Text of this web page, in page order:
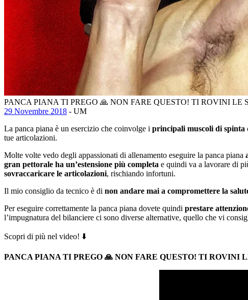
PANCA PIANA TI PREGO 🙏 NON FARE QUESTO! TI ROVINI LE
29 Novembre 2018 - UM
La panca piana è un esercizio che coinvolge i principali muscoli di spinta
tue articolazioni.
Molte volte vedo degli appassionati di allenamento eseguire la panca piana
gran pettorale ha un’estensione più completa e quindi va a lavorare di
sovraccaricare le articolazioni, rischiando infortuni.
Il mio consiglio da tecnico è di non andare mai a compromettere la
Per eseguire correttamente la panca piana dovete quindi prestare
l’impugnatura del bilanciere ci sono diverse alternative, quello che vi
Scopri di più nel video! ⬇️
PANCA PIANA TI PREGO 🙏 NON FARE QUESTO! TI ROVINI